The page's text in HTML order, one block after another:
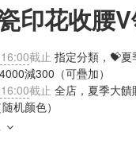
印花收腰
截止 指定分類，💝
減300（可疊加）
截止 全店，夏季大
机颜色）